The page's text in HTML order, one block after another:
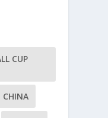
CUP
CHINA